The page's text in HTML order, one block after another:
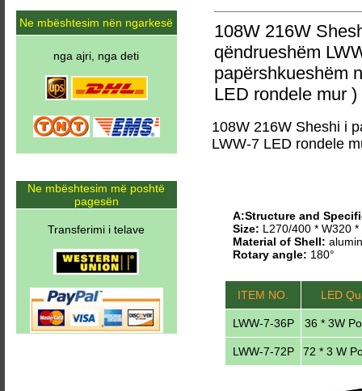
108W 216W
qëndrueshëm
papërshkueshëm
LED rondele mur )
108W 216W Sheshi i
LWW-7 LED rondele
A:Structure and
Size: L270/400 * W320
Material of Shell:
Rotary angle: 180°
ITEM NO. LED
LWW-7-36P 36 * 3W
LWW-7-72P 72 * 3 W
Ne mbështesim nën ngarkesë
nga ajri, nga deti
Ne mbështesim më poshtë
pagesën
Transferimi i telave